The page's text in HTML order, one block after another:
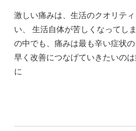
激しい痛みは、生活のクオリテ
い、 生活自体が苦しくなってし
の中でも、痛みは最も辛い症状
早く改善につなげていきたいの
に